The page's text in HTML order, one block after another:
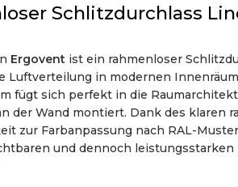
Schlitzdurchlass
Ergovent ist ein rahmenloser
Luftverteilung in modernen
fügt sich perfekt in die
der Wand montiert. Dank des klaren
zur Farbanpassung nach RAL-
und dennoch